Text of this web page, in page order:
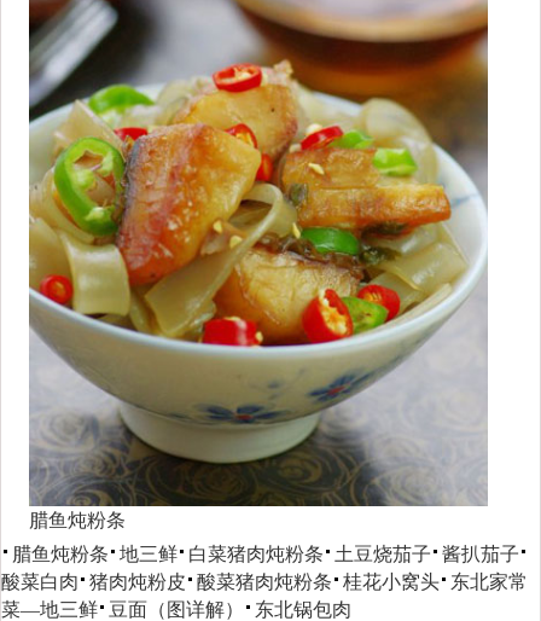
腊鱼炖粉条
腊鱼炖粉条 地三鲜 白菜猪肉炖粉条 土豆烧茄子 酱扒茄子
酸菜白肉 猪肉炖粉皮 酸菜猪肉炖粉条 桂花小窝头 东北家常
菜―地三鲜 豆面（图详解）
东北锅包肉